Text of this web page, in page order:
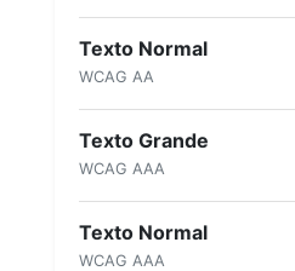
Texto Normal
WCAG AA
Texto Grande
WCAG AAA
Texto Normal
WCAG AAA